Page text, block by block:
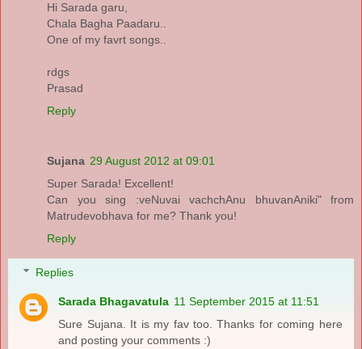
Hi Sarada garu,
Chala Bagha Paadaru..
One of my favrt songs..
rdgs
Prasad
Reply
Sujana 29 August 2012 at 09:01
Super Sarada! Excellent!
Can you sing :veNuvai vachchAnu bhuvanAniki" from
Matrudevobhava for me? Thank you!
Reply
Replies
Sarada Bhagavatula 11 September 2015 at 11:51
Sure Sujana. It is my fav too. Thanks for coming here
and posting your comments :)